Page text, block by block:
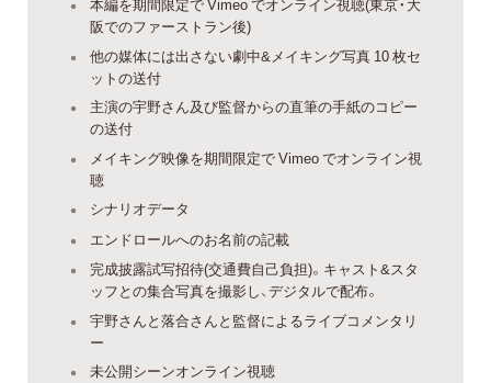
阪でのファーストラン後)
他の媒体には出さない劇中&メイキング写真 10 枚セ
ットの送付
主演の宇野さん及び監督からの直筆の手紙のコピー
の送付
メイキング映像を期間限定で Vimeo でオンライン視
聴
シナリオデータ
エンドロールへのお名前の記載
完成披露試写招待(交通費自己負担)。キャスト&スタ
ッフとの集合写真を撮影し、デジタルで配布。
宇野さんと落合さんと監督によるライブコメンタリ
ー
未公開シーンオンライン視聴